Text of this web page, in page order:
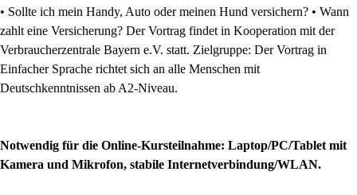
• Sollte ich mein Handy, Auto oder meinen Hund versichern? • Wann
zahlt eine Versicherung? Der Vortrag findet in Kooperation mit der
Verbraucherzentrale Bayern e.V. statt. Zielgruppe: Der Vortrag in
Einfacher Sprache richtet sich an alle Menschen mit
Deutschkenntnissen ab A2-Niveau.
Notwendig für die Online-Kursteilnahme: Laptop/PC/Tablet mit
Kamera und Mikrofon, stabile Internetverbindung/WLAN.